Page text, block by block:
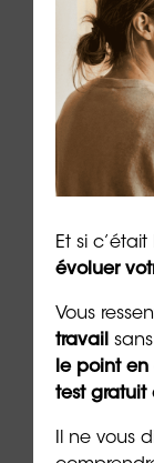
en puissance.
Les
réinventent.
Dr
psychologie,
➡️ Passez
changer de
nouvelle voie
Révélez
équilibre
Et si
évoluer
Vous
travail
le point
test gratuit
Il ne vous